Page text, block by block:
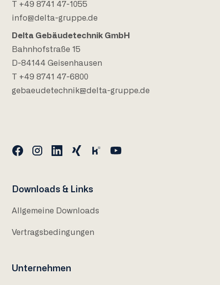
T +49 8741 47-1055
info@delta-gruppe.de
Delta Gebäudetechnik GmbH
Bahnhofstraße 15
D-84144 Geisenhausen
T +49 8741 47-6800
gebaeudetechnik@delta-gruppe.de
Downloads & Links
Allgemeine Downloads
Vertragsbedingungen
Unternehmen